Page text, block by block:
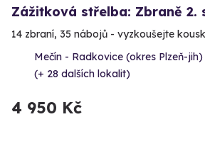
Zážitková střelba: Zbraně 2.
14 zbraní, 35 nábojů - vyzkoušejte
Mečín - Radkovice (okres Plzeň-jih)
(+ 28 dalších lokalit)
4 950 Kč